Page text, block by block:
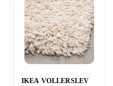
IKEA VOLLERSLEV